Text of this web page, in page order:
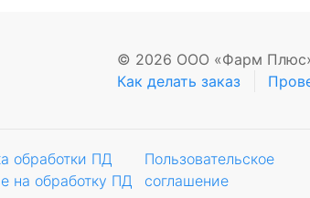
© 2026 ООО «Фарм
Как делать заказ
обработки ПД
на обработку ПД
Пользовательское
соглашение